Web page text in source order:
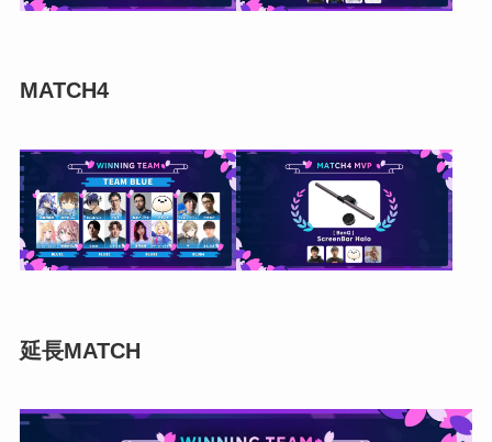
MATCH4
延長MATCH